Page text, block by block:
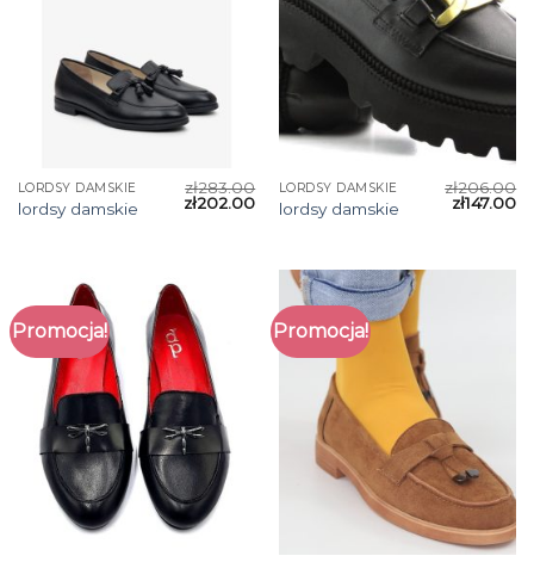
LORDSY DAMSKIE
lordsy damskie
zł283.00
zł202.00
LORDSY DAMSKIE
lordsy damskie
zł206.00
zł147.00
Promocja! Promocja!